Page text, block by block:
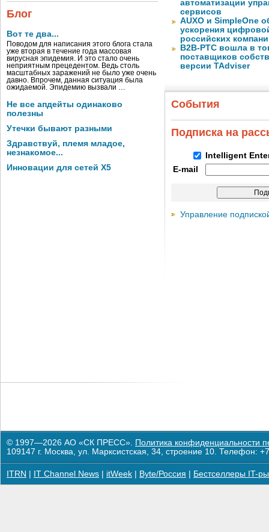
Блог
Вот те два...
Поводом для написания этого блога стала
уже вторая в течение года массовая
вирусная эпидемия. И это стало очень
неприятным прецедентом. Ведь столь
масштабных заражений не было уже очень
давно. Впрочем, данная ситуация была
ожидаемой. Эпидемию вызвали …
Не все апдейты одинаково
полезны
Утечки бывают разными
Здравствуй, племя младое,
незнакомое...
Инновации для сетей X5
автоматизации
сервисов
AUXO и SimpleOne
ускорения
российских
B2B-РТС вошла в
поставщиков
версии TAdviser
События
Подписка на
Intelligent
E-mail
Управление
© 1997—2026 АО «СК ПРЕСС». Политика конфиденциальности
109147 г. Москва, ул. Марксистская, 34, строение 10. Телефон:
ITRN IT Channel News itWeek Byte/Россия Бестселлеры IT-